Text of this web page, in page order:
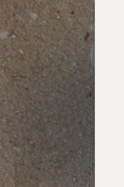
2.5 2.5
3
Punkte: 3
Punkte: 3